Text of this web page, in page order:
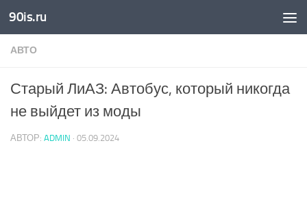
Skip to content
90is.ru
АВТО
Старый ЛиАЗ: Автобус, который никогда
не выйдет из моды
АВТОР: ADMIN · 05.09.2024